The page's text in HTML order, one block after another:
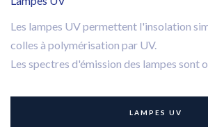
Les lampes UV permettent l'insolation
colles à polymérisation par UV.
Les spectres d'émission des lampes sont
sont durcies avec des lampes générant
1000 fois plus intense que la lumière du
LAMPES UV